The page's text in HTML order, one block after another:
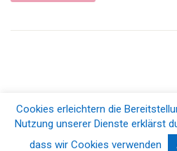
© 2026 Blogfamilia e.V.. All Rights
Cookies erleichtern die
Nutzung unserer Dienste erklärst
dass wir Cookies verwenden